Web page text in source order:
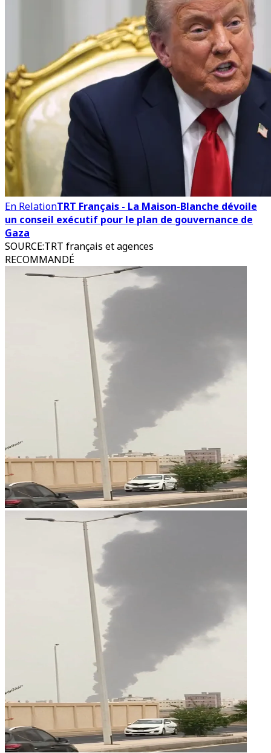
En RelationTRT Français - La Maison-Blanche dévoile
un conseil exécutif pour le plan de gouvernance de
Gaza
SOURCE:TRT français et agences
RECOMMANDÉ